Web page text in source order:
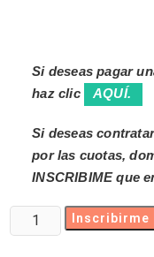
Si deseas pagar
haz clic
AQUÍ.
Si deseas
por las cuotas,
INSCRIBIME que
Inscribirme